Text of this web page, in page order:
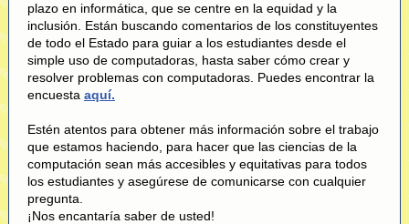
plazo en informática, que se centre en la equidad y la
inclusión. Están buscando comentarios de los constituyentes
de todo el Estado para guiar a los estudiantes desde el
simple uso de computadoras, hasta saber cómo crear y
resolver problemas con computadoras. Puedes encontrar la
encuesta aquí.
Estén atentos para obtener más información sobre el trabajo
que estamos haciendo, para hacer que las ciencias de la
computación sean más accesibles y equitativas para todos
los estudiantes y asegúrese de comunicarse con cualquier
pregunta.
¡Nos encantaría saber de usted!